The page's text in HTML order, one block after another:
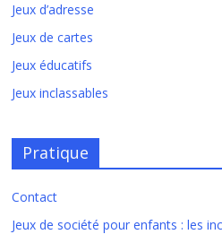
Jeux d’adresse
Jeux de cartes
Jeux éducatifs
Jeux inclassables
Pratique
Contact
Jeux de société pour enfants : les